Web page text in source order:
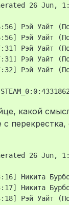
тот же самый
на него, но он
третий раз я
опять ко мне
на тайзере, он
промахиваюсь,
походит в
достаю
пистолет, я его
вызываю
одеть донат
он начинает
говорю, что
Он встал к
наручники и
26 Jun,
Рэй Уайт
Рэй Уайт
Рэй Уайт
Рэй Уайт
Рэй Уайт
какой
с перекрестка,
26 Jun,
Никита
Никита
Рэй Уайт